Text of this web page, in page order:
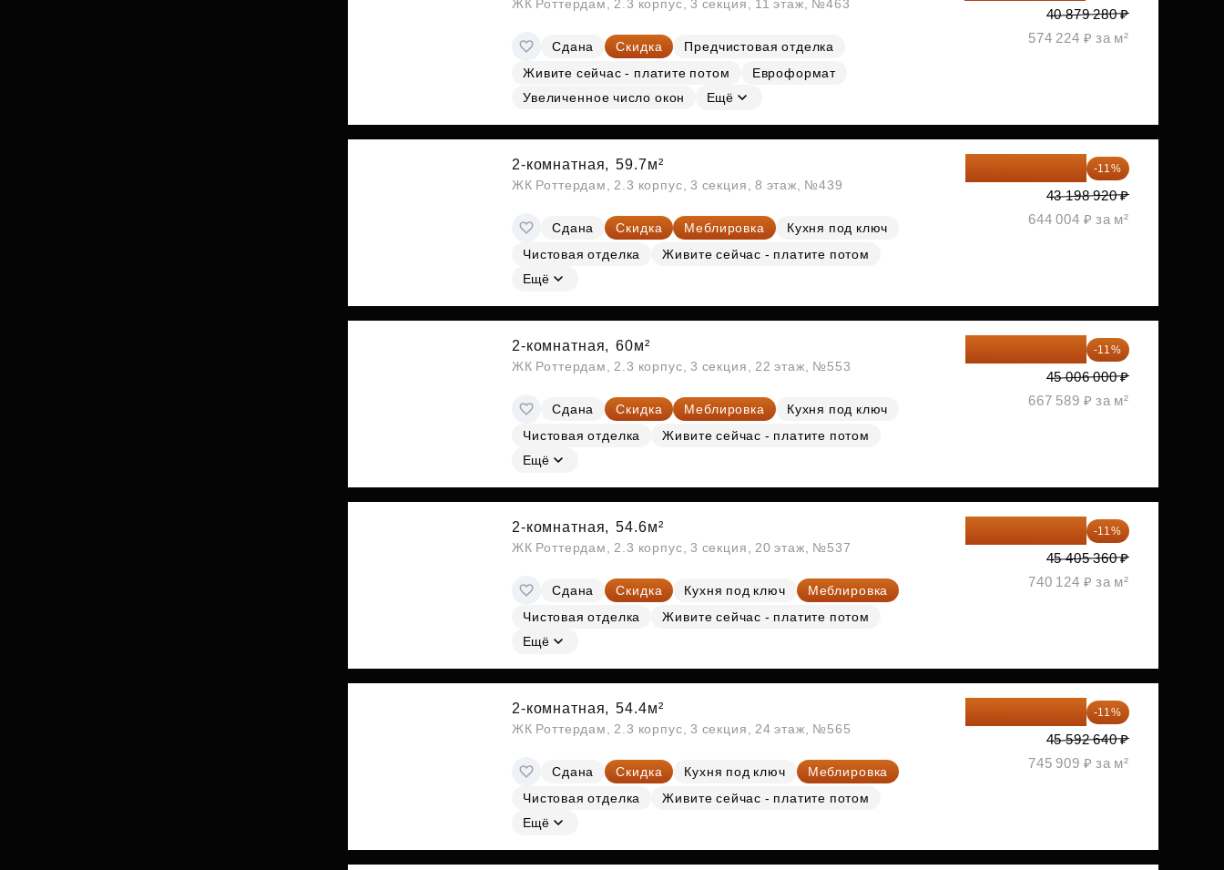
ЖК Роттердам, 2.3 корпус, 3 секция, 11 этаж, №463
Сдана Скидка
Предчистовая отделка
Живите сейчас - платите потом
Евроформат
Увеличенное число окон
Ещё
40 879 280 ₽
574 224 ₽ за м²
2-комнатная, 59.7м²
ЖК Роттердам, 2.3 корпус, 3 секция, 8 этаж, №439
Сдана Скидка Меблировка
Кухня под ключ
Чистовая отделка
Живите сейчас - платите потом
Ещё
-11%
43 198 920 ₽
644 004 ₽ за м²
2-комнатная, 60м²
ЖК Роттердам, 2.3 корпус, 3 секция, 22 этаж, №553
Сдана Скидка Меблировка
Кухня под ключ
Чистовая отделка
Живите сейчас - платите потом
Ещё
-11%
45 006 000 ₽
667 589 ₽ за м²
2-комнатная, 54.6м²
ЖК Роттердам, 2.3 корпус, 3 секция, 20 этаж, №537
Сдана Скидка Кухня под ключ
Меблировка
Чистовая отделка
Живите сейчас - платите потом
Ещё
-11%
45 405 360 ₽
740 124 ₽ за м²
2-комнатная, 54.4м²
ЖК Роттердам, 2.3 корпус, 3 секция, 24 этаж, №565
Сдана Скидка Кухня под ключ
Меблировка
Чистовая отделка
Живите сейчас - платите потом
Ещё
-11%
45 592 640 ₽
745 909 ₽ за м²